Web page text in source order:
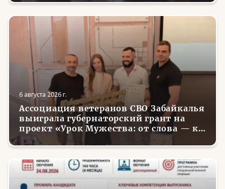
6 августа 2026 г.
Ассоциация ветеранов СВО Забайкалья
выиграла губернаторский грант на
проект «Урок Мужества: от слова — к
делу»